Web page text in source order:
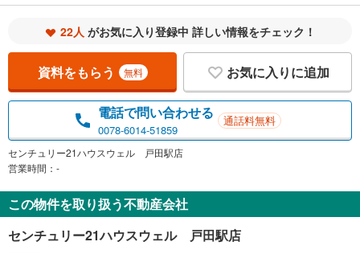
22人 がお気に入り登録中 詳しい情報をチェック！
資料をもらう 無料 お気に入りに追加
電話で問い合わせる
0078-6014-51859
通話料無料
センチュリー21ハウスウェル 戸田駅店
営業時間：-
この物件を取り扱う不動産会社
センチュリー21ハウスウェル 戸田駅店